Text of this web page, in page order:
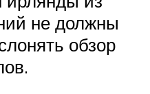
не должны
обзор